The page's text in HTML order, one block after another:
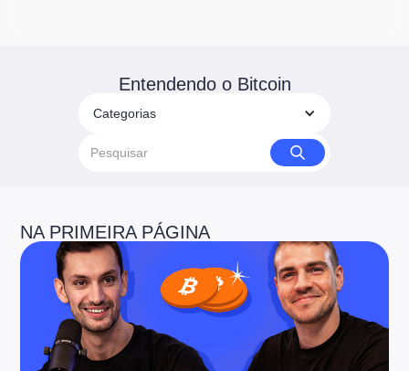
Entendendo o Bitcoin
Categorias
NA PRIMEIRA PÁGINA